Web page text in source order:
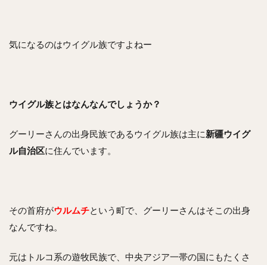
気になるのはウイグル族ですよねー
ウイグル族とはなんなんでしょうか？
グーリーさんの出身民族であるウイグル族は主に新疆ウイグ
ル自治区に住んでいます。
その首府がウルムチという町で、グーリーさんはそこの出身
なんですね。
元はトルコ系の遊牧民族で、中央アジア一帯の国にもたくさ